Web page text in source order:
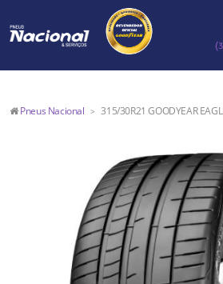
Pneus Nacional > 315/30R21 GOODYEAR